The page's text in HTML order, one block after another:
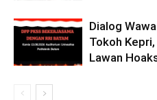
Dialog
Tokoh
Lawan